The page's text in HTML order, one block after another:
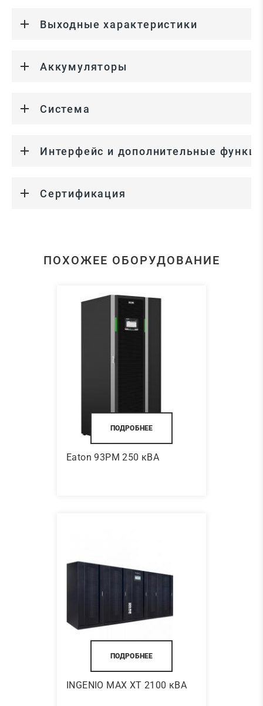
Выходные характеристики
Аккумуляторы
Система
Интерфейс и дополнительные
Сертификация
ПОХОЖЕЕ ОБОРУДОВАНИЕ
Eaton 93PM 250 кВА
ПОДРОБНЕЕ
INGENIO MAX XT 2100 кВА
ПОДРОБНЕЕ